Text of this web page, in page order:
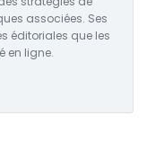
associées. Ses
éditoriales que les
en ligne.